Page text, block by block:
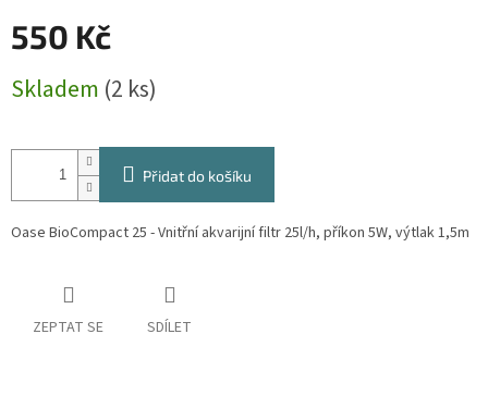
550 Kč
cena:
Skladem (2 ks)
Přidat do košíku
Oase BioCompact 25 - Vnitřní akvarijní filtr 25l/h, příkon 5W, výtlak 1,5m
ZEPTAT SE SDÍLET